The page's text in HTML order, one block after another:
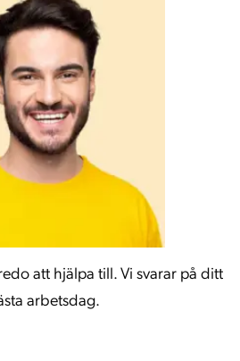
att hjälpa till. Vi svarar på ditt
arbetsdag.